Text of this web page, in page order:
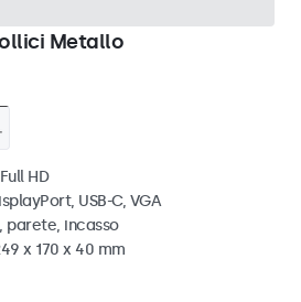
Metallo
HD
USB-C, VGA
parete, incasso
x 170 x 40 mm